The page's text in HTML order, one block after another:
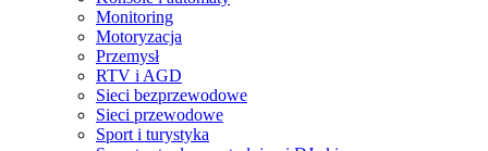
Monitoring
Motoryzacja
Przemysł
RTV i AGD
Sieci bezprzewodowe
Sieci przewodowe
Sport i turystyka